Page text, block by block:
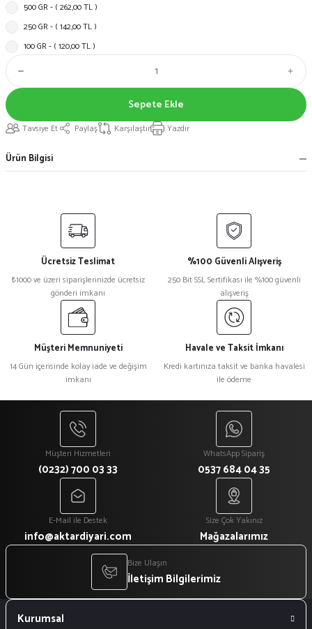
500 GR - ( 262,00 TL )
250 GR - ( 142,00 TL )
100 GR - ( 120,00 TL )
Sepete Ekle
Tavsiye Et Paylaş Karşılaştır Yazdır
Ürün Bilgisi
Ücretsiz Teslimat
₺1000 ve üzeri siparişlerinizde ücretsiz
gönderi imkanı
%100 Güvenli Alışveriş
250 Bit SSL Sertifikası ile %100 güvenli
alışveriş
Müşteri Memnuniyeti
14 Gün içerisinde kolay iade ve değişim
imkanı
Havale ve Taksit İmkanı
Kredi kartınıza taksit ve banka havalesi
ile ödeme
Müşteri Hizmetleri
(0232) 700 03 33
WhatsApp Sipariş
0537 684 04 35
E-Mail ile Destek
info@aktardiyari.com
Size Çok Yakınız
Mağazalarımız
Bize Ulaşın
İletişim Bilgilerimiz
Kurumsal